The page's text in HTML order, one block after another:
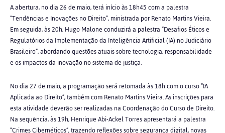
A abertura, no dia 26 de maio, terá início às 18h45 com a palestra
“Tendências e Inovações no Direito”, ministrada por Renato Martins Vieira.
Em seguida, às 20h, Hugo Malone conduzirá a palestra “Desafios Éticos e
Regulatórios da Implementação da Inteligência Artificial (IA) no Judiciário
Brasileiro”, abordando questões atuais sobre tecnologia, responsabilidade
e os impactos da inovação no sistema de justiça.
No dia 27 de maio, a programação será retomada às 18h com o curso “IA
Aplicada ao Direito”, também com Renato Martins Vieira. As inscrições para
esta atividade deverão ser realizadas na Coordenação do Curso de Direito.
Na sequência, às 19h, Henrique Abi-Ackel Torres apresentará a palestra
“Crimes Cibernéticos”, trazendo reflexões sobre segurança digital, novas